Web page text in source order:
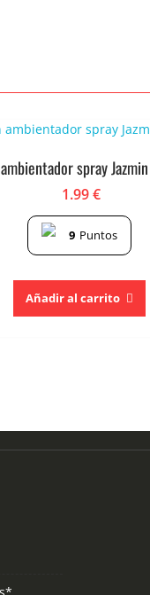
spray
1.99€
9 Puntos
Añadir al carrito